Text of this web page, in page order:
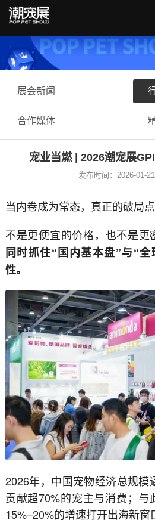
展会新闻
合作媒体
宠业当燃 | 2026潮宠展
发布时间：2026-01-
当内卷成为常态，真正的破局点
不是更便宜的价格，也不是更
同时抓住“国内基本盘”与“
性。
2026年，中国宠物经济总规模
贡献超70%的宠主与消费；
15%–20%的增速打开出海新窗